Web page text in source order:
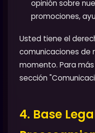
opinión sobre
promociones,
Usted tiene el
comunicaciones de
momento. Para
sección
4. Base